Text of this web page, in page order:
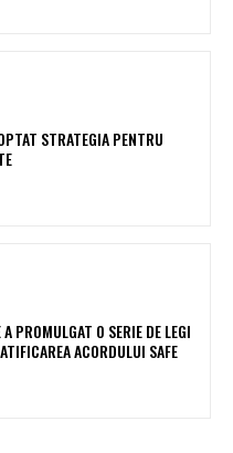
STRATEGIA PENTRU
PROMULGAT O SERIE DE LEGI
ACORDULUI SAFE